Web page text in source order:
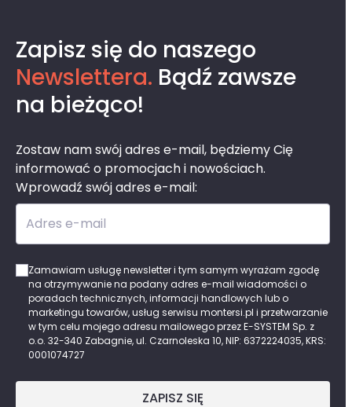
Zapisz się do naszego
Newslettera. Bądź zawsze
na bieżąco!
Zostaw nam swój adres e-mail, będziemy Cię
informować o promocjach i nowościach.
Wprowadź swój adres e-mail:
Adres e-mail
Zamawiam usługę newsletter i tym samym wyrażam zgodę
na otrzymywanie na podany adres e-mail wiadomości o
poradach technicznych, informacji handlowych lub o
marketingu towarów, usług serwisu montersi.pl i przetwarzanie
w tym celu mojego adresu mailowego przez E-SYSTEM Sp. z
o.o. 32-340 Zabagnie, ul. Czarnoleska 10, NIP: 6372224035, KRS:
0001074727
ZAPISZ SIĘ